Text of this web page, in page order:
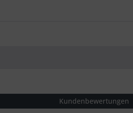
Kundenbewertungen